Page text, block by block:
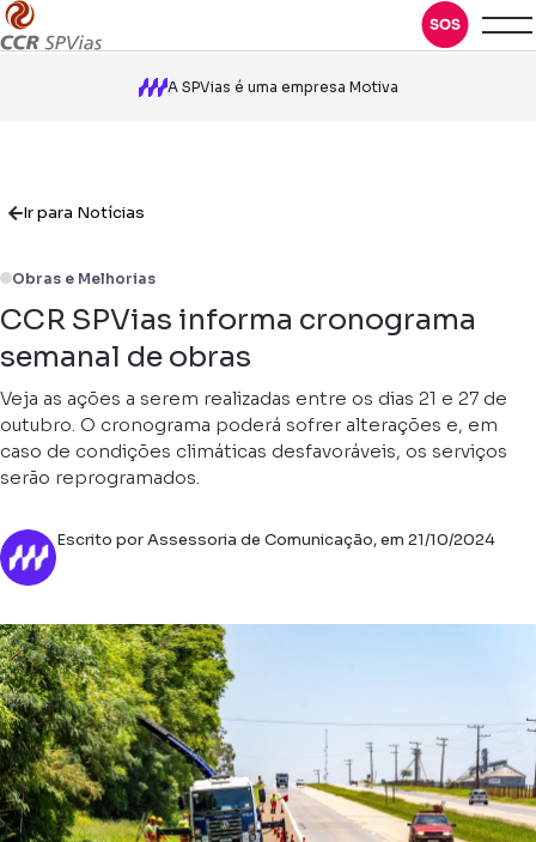
A SPVias é uma empresa Motiva
Ir para Notícias
Obras e Melhorias
CCR SPVias informa cronograma
semanal de obras
Veja as ações a serem realizadas entre os dias 21 e 27 de
outubro. O cronograma poderá sofrer alterações e, em
caso de condições climáticas desfavoráveis, os serviços
serão reprogramados.
Escrito por Assessoria de Comunicação, em 21/10/2024